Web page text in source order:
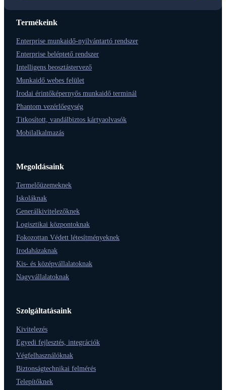
Termékeink
Enterprise munkaidő-nyilvántartó rendszer
Enterprise beléptető rendszer
Intelligens beosztástervező
Munkaidő webes felület
Irodai érintőképernyős munkaidő terminál
Phantom vezérlőegység
Titkosított, vandálbiztos kártyaolvasók
Mobilalkalmazás
Megoldásaink
Termelőüzemeknek
Iskoláknak
Generálkivitelezőknek
Logisztikai központoknak
Fokozottan Védett létesítményeknek
Irodaházaknak
Kis- és középvállalatoknak
Nagyvállalatoknak
Szolgáltatásaink
Kivitelezés
Egyedi fejlesztés, integrációk
Végfelhasználóknak
Biztonságtechnikai felmérés
Telepítőknek